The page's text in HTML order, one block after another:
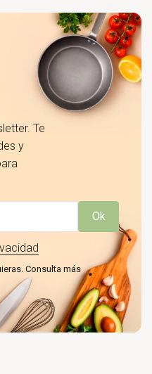
Te
y
Ok
Consulta más